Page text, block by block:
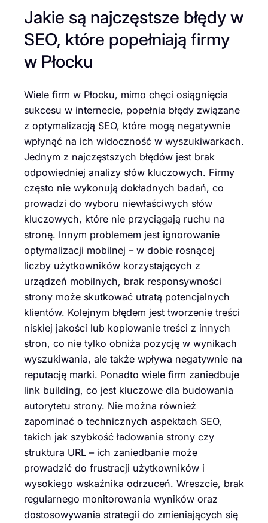
Jakie są najczęstsze błędy w
SEO, które popełniają firmy
w Płocku
Wiele firm w Płocku, mimo chęci osiągnięcia
sukcesu w internecie, popełnia błędy związane
z optymalizacją SEO, które mogą negatywnie
wpłynąć na ich widoczność w wyszukiwarkach.
Jednym z najczęstszych błędów jest brak
odpowiedniej analizy słów kluczowych. Firmy
często nie wykonują dokładnych badań, co
prowadzi do wyboru niewłaściwych słów
kluczowych, które nie przyciągają ruchu na
stronę. Innym problemem jest ignorowanie
optymalizacji mobilnej – w dobie rosnącej
liczby użytkowników korzystających z
urządzeń mobilnych, brak responsywności
strony może skutkować utratą potencjalnych
klientów. Kolejnym błędem jest tworzenie treści
niskiej jakości lub kopiowanie treści z innych
stron, co nie tylko obniża pozycję w wynikach
wyszukiwania, ale także wpływa negatywnie na
reputację marki. Ponadto wiele firm zaniedbuje
link building, co jest kluczowe dla budowania
autorytetu strony. Nie można również
zapominać o technicznych aspektach SEO,
takich jak szybkość ładowania strony czy
struktura URL – ich zaniedbanie może
prowadzić do frustracji użytkowników i
wysokiego wskaźnika odrzuceń. Wreszcie, brak
regularnego monitorowania wyników oraz
dostosowywania strategii do zmieniających się